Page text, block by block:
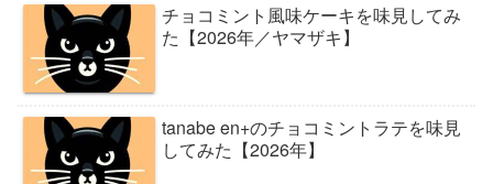
チョコミント風味ケーキを味見してみ
た【2026年／ヤマザキ】
tanabe en+のチョコミントラテを味見
してみた【2026年】